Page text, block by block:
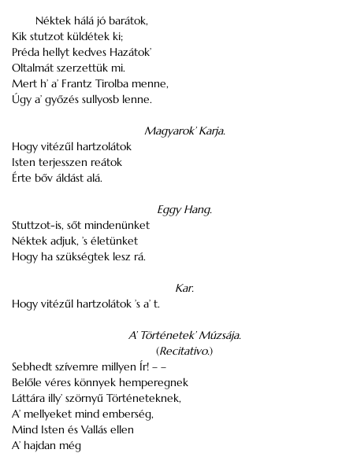
Néktek hálá jó barátok,
Kik stutzot küldétek ki;
Préda hellyt kedves Hazátok’
Oltalmát szerzettük mi.
Mert h’ a’ Frantz Tirolba menne,
Úgy a’ győzés sullyosb lenne.
Magyarok’ Karja.
Hogy vitézűl hartzolátok
Isten terjesszen reátok
Érte bőv áldást alá.
Eggy Hang.
Stuttzot-is, sőt mindenünket
Néktek adjuk, ’s életünket
Hogy ha szükségtek lesz rá.
Kar.
Hogy vitézűl hartzolátok ’s a’ t.
A’ Történetek’ Múzsája.
(Recitativo.)
Sebhedt szívemre millyen Ír! – –
Belőle véres könnyek hemperegnek
Láttára illy’ szörnyű Történeteknek,
A’ mellyeket mind emberség,
Mind Isten és Vallás ellen
A’ hajdan még